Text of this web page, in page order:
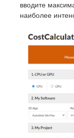
вводите
наиболее